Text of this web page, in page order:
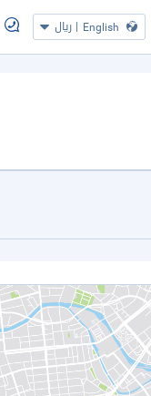
English
| ريال